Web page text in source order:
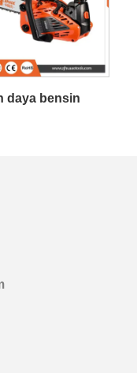
daya bensin